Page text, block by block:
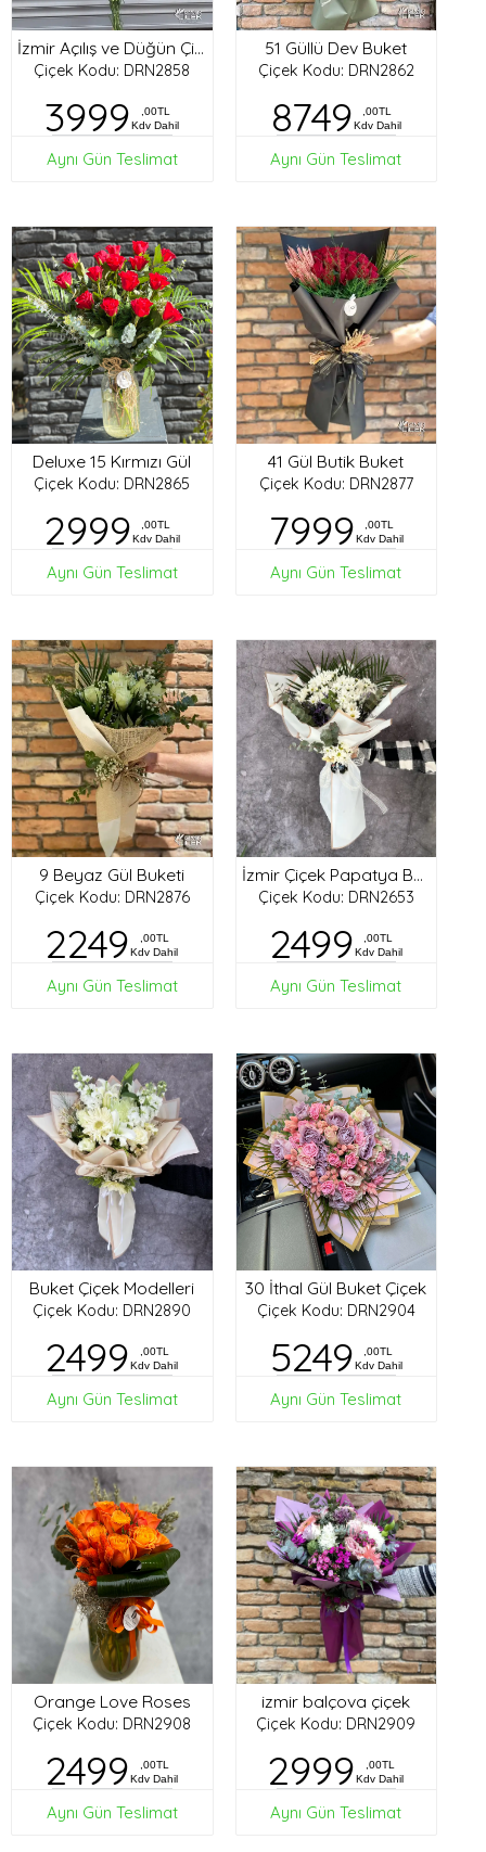
İzmir Açılış ve Düğün Çiçekleri
Çiçek Kodu: DRN2858
3999
,00TL
Kdv Dahil
Aynı Gün Teslimat
51 Güllü Dev Buket
Çiçek Kodu: DRN2862
8749
,00TL
Kdv Dahil
Aynı Gün Teslimat
Deluxe 15 Kırmızı Gül
Çiçek Kodu: DRN2865
2999
,00TL
Kdv Dahil
Aynı Gün Teslimat
41 Gül Butik Buket
Çiçek Kodu: DRN2877
7999
,00TL
Kdv Dahil
Aynı Gün Teslimat
9 Beyaz Gül Buketi
Çiçek Kodu: DRN2876
2249
,00TL
Kdv Dahil
Aynı Gün Teslimat
İzmir Çiçek Papatya Buketi
Çiçek Kodu: DRN2653
2499
,00TL
Kdv Dahil
Aynı Gün Teslimat
Buket Çiçek Modelleri
Çiçek Kodu: DRN2890
2499
,00TL
Kdv Dahil
Aynı Gün Teslimat
30 İthal Gül Buket Çiçek
Çiçek Kodu: DRN2904
5249
,00TL
Kdv Dahil
Aynı Gün Teslimat
Orange Love Roses
Çiçek Kodu: DRN2908
2499
,00TL
Kdv Dahil
Aynı Gün Teslimat
izmir balçova çiçek
Çiçek Kodu: DRN2909
2999
,00TL
Kdv Dahil
Aynı Gün Teslimat